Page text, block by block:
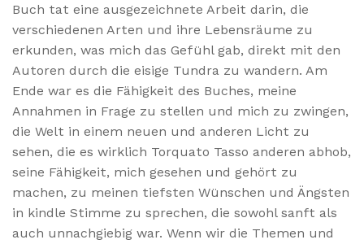
Buch tat eine ausgezeichnete Arbeit darin, die
verschiedenen Arten und ihre Lebensräume zu
erkunden, was mich das Gefühl gab, direkt mit den
Autoren durch die eisige Tundra zu wandern. Am
Ende war es die Fähigkeit des Buches, meine
Annahmen in Frage zu stellen und mich zu zwingen,
die Welt in einem neuen und anderen Licht zu
sehen, die es wirklich Torquato Tasso anderen abhob,
seine Fähigkeit, mich gesehen und gehört zu
machen, zu meinen tiefsten Wünschen und Ängsten
in kindle Stimme zu sprechen, die sowohl sanft als
auch unnachgiebig war. Wenn wir die Themen und